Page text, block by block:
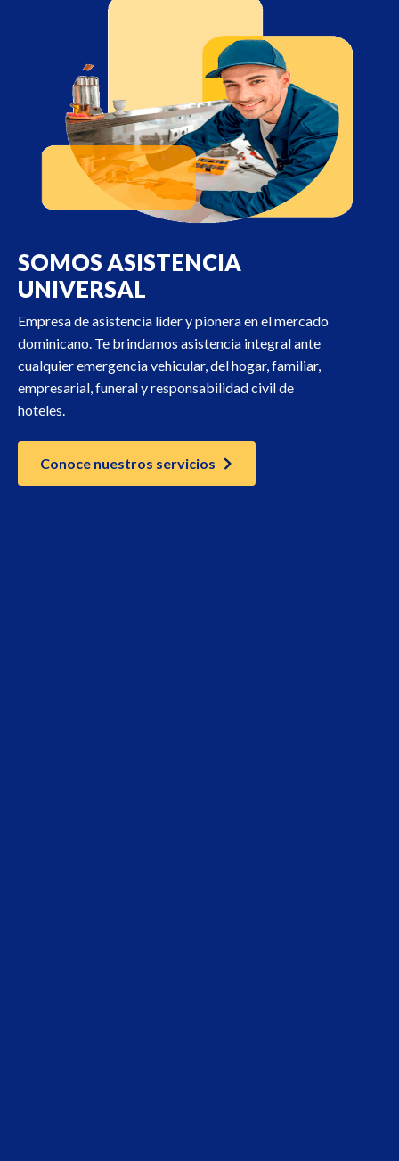
SOMOS ASISTENCIA
UNIVERSAL
Empresa de asistencia líder y pionera en el mercado
dominicano. Te brindamos asistencia integral ante
cualquier emergencia vehicular, del hogar, familiar,
empresarial, funeral y responsabilidad civil de
hoteles.
Conoce nuestros servicios